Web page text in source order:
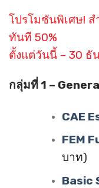
โปรโมชันพิเศษ!
ทันที 50%
ตั้งแต่วันนี้ – 30 ธั
กลุ่มที่ 1 –
CAE
FEM
บาท)
Basic